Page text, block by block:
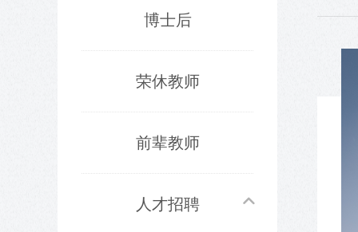
博士后
荣休教师
前辈教师
人才招聘